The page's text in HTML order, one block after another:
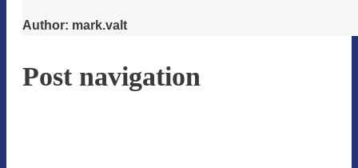
Author: mark.valt
Post navigation